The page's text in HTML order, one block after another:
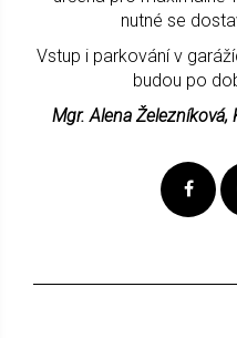
nutné se
Vstup i parkování v
budou po
Mgr. Alena